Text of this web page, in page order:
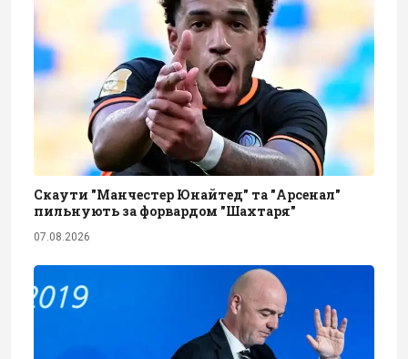
Скаути "Манчестер Юнайтед" та "Арсенал"
пильнують за форвардом "Шахтаря"
07.08.2026